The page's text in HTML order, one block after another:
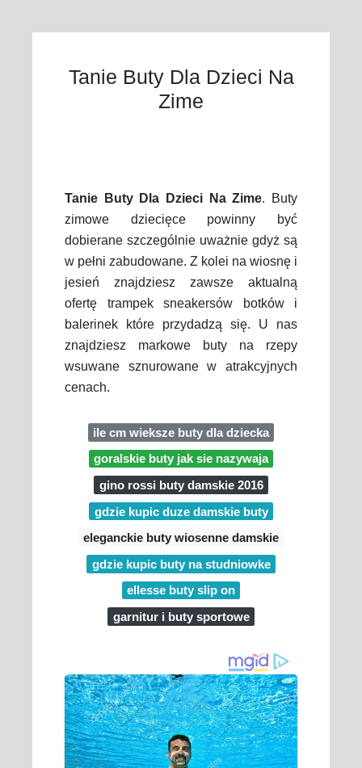
Tanie Buty Dla Dzieci Na
Zime
Tanie Buty Dla Dzieci Na Zime. Buty
zimowe dziecięce powinny być
dobierane szczególnie uważnie gdyż są
w pełni zabudowane. Z kolei na wiosnę i
jesień znajdziesz zawsze aktualną
ofertę trampek sneakersów botków i
balerinek które przydadzą się. U nas
znajdziesz markowe buty na rzepy
wsuwane sznurowane w atrakcyjnych
cenach.
ile cm wieksze buty dla dziecka
goralskie buty jak sie nazywaja
gino rossi buty damskie 2016
gdzie kupic duze damskie buty
eleganckie buty wiosenne damskie
gdzie kupic buty na studniowke
ellesse buty slip on
garnitur i buty sportowe